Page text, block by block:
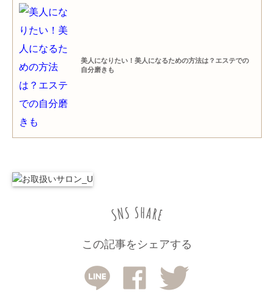
美人になりたい！美人になるための方法は？エステでの
自分磨きも
この記事をシェアする